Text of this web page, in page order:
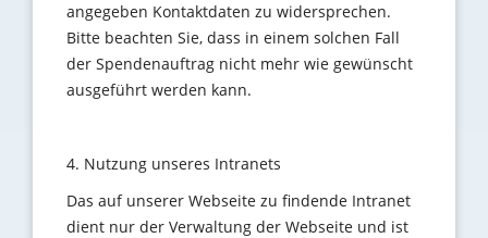
angegeben Kontaktdaten zu widersprechen.
Bitte beachten Sie, dass in einem solchen Fall
der Spendenauftrag nicht mehr wie gewünscht
ausgeführt werden kann.
4. Nutzung unseres Intranets
Das auf unserer Webseite zu findende Intranet
dient nur der Verwaltung der Webseite und ist